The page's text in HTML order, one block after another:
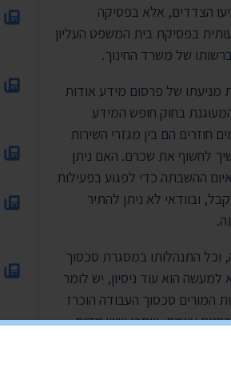
הצדדים, אלא בפסיקה
בפסיקת בית המשפט העליון
של משרד החינוך.
מניעתו של פרסום מידע אודות
בחוק חופש המידע
חוזרים הם בין מגזרי השירות
לחשוף את שכרם. האם ניתן
ההשבתה כדי לפגוע בפעילות
ובוודאי לא ניתן להתיר
התנהלותו במסגרת סכסוך
למעשה הוא עוד ניסיון, יש לומר
המורים סכסוך העבודה הוכרז
עצמם, וייתכן שיש מקום
לצמצם את הפער שבין
ככל שמבחני המיצ"ב